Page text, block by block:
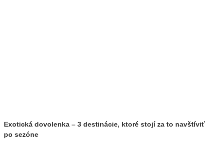
Exotická dovolenka – 3 destinácie, ktoré stojí za to navštíviť
po sezóne